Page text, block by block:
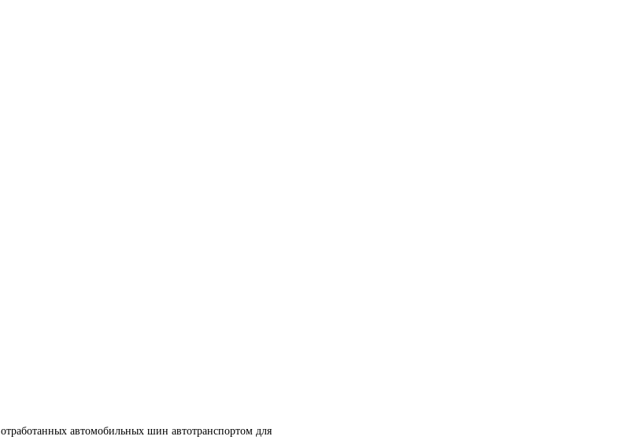
автомобильных шин автотранспортом для